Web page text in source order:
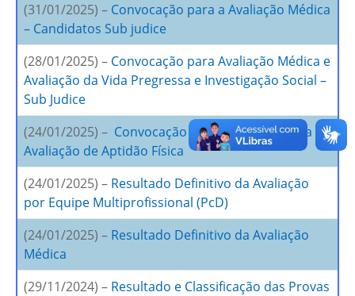
(31/01/2025) – Convocação para a Avaliação Médica
– Candidatos Sub judice
(28/01/2025) – Convocação para Avaliação Médica e
Avaliação da Vida Pregressa e Investigação Social –
Sub Judice
(24/01/2025) – Convocação para a Realização da
Avaliação de Aptidão Física
(24/01/2025) – Resultado Definitivo da Avaliação
por Equipe Multiprofissional (PcD)
(24/01/2025) – Resultado Definitivo da Avaliação
Médica
(29/11/2024) – Resultado e Classificação das Provas